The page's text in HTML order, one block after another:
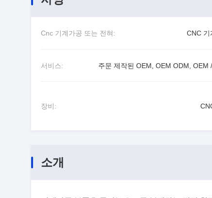
Cnc 기계가공 또는 전혀: CNC 기
서비스: 주문 제작된 OEM, OEM ODM, OEM
장비:
소개